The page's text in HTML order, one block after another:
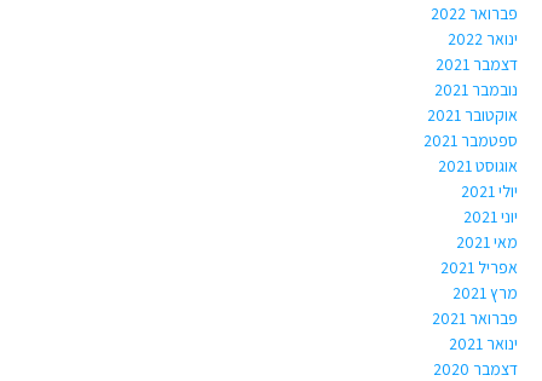
פברואר 2022
ינואר 2022
דצמבר 2021
נובמבר 2021
אוקטובר 2021
ספטמבר 2021
אוגוסט 2021
יולי 2021
יוני 2021
מאי 2021
אפריל 2021
מרץ 2021
פברואר 2021
ינואר 2021
דצמבר 2020